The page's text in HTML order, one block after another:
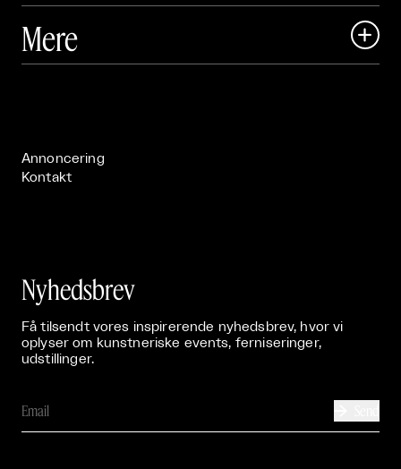
 Art Matter Festival
Mere 
Annoncering
Kontakt
Nyhedsbrev
Få tilsendt vores inspirerende nyhedsbrev, hvor vi
oplyser om kunstneriske events, ferniseringer,
udstillinger.